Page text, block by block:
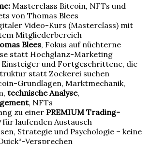
Masterclass Bitcoin, NFTs und
von Thomas Blees
Video-Kurs (Masterclass) mit
Mitgliederbereich
Blees, Fokus auf nüchterne
statt Hochglanz-Marketing
Einsteiger und Fortgeschrittene, die
statt Zockerei suchen
Grundlagen, Marktmechanik,
technische Analyse,
, NFTs
zu einer PREMIUM Trading-
für laufenden Austausch
Strategie und Psychologie – keine
Versprechen